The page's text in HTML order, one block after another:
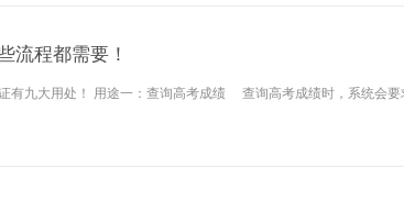
流程都需要！
有九大用处！ 用途一：查询高考成绩 查询高考成绩时，系统会